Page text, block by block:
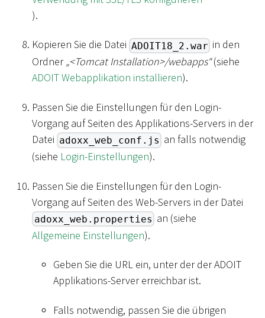
).
Kopieren Sie die Datei ADOIT18_2.war in den
Ordner„<Tomcat Installation>/webapps“(siehe
ADOIT Webapplikation installieren).
Passen Sie die Einstellungen für den Login-
Vorgang auf Seiten des Applikations-Servers in der
Datei adoxx_web_conf.js an falls notwendig
(siehe Login-Einstellungen).
Passen Sie die Einstellungen für den Login-
Vorgang auf Seiten des Web-Servers in der Datei
adoxx_web.properties an (siehe
Allgemeine Einstellungen).
Geben Sie die URL ein, unter der der ADOIT
Applikations-Server erreichbar ist.
Falls notwendig, passen Sie die übrigen